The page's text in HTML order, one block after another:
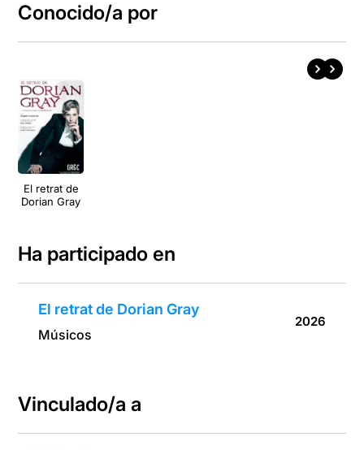
Conocido/a por
El retrat de
Dorian Gray
Ha participado en
El retrat de Dorian Gray
Músicos
2026
Vinculado/a a